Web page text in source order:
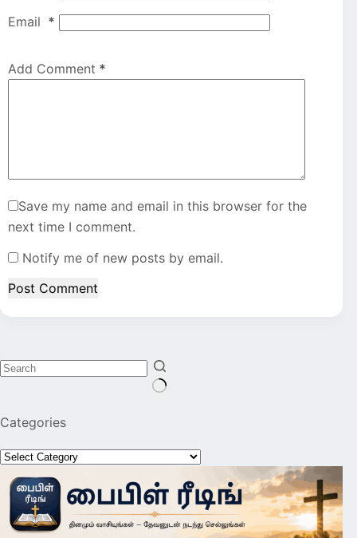
Email *
Add Comment *
Save my name and email in this browser for the
next time I comment.
Notify me of new posts by email.
Post Comment
results
Categories
Categories